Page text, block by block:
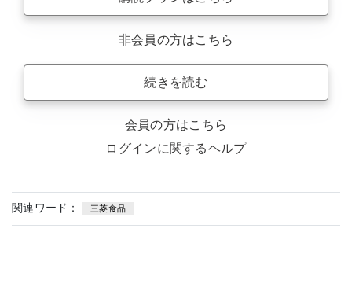
非会員の方はこちら
続きを読む
会員の方はこちら
ログインに関するヘルプ
関連ワード： 三菱食品